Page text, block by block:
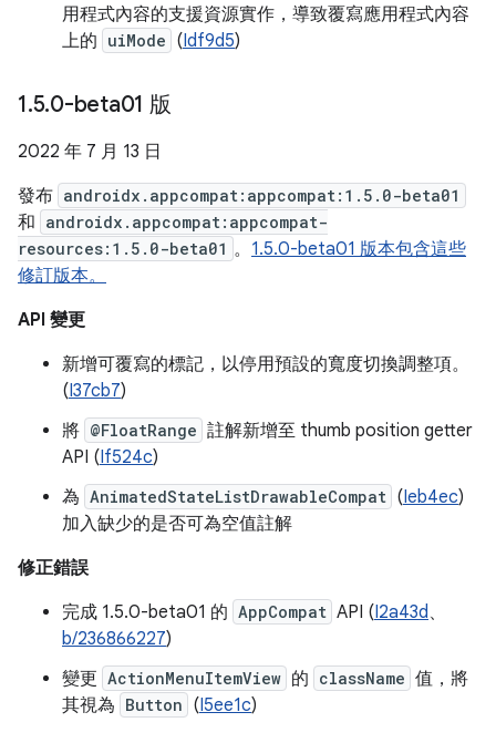
用程式內容的支援資源實作，導致覆寫應用程式內容
上的 uiMode (Idf9d5)
1.5.0-beta01 版
2022 年 7 月 13 日
發布 androidx.appcompat:appcompat:1.5.0-beta01
和 androidx.appcompat:appcompat-
resources:1.5.0-beta01 。 1.5.0-beta01 版本包含這些
修訂版本。
API 變更
新增可覆寫的標記，以停用預設的寬度切換調整項。
(I37cb7)
將 @FloatRange 註解新增至 thumb position getter
API (If524c)
為 AnimatedStateListDrawableCompat (Ieb4ec)
加入缺少的是否可為空值註解
修正錯誤
完成 1.5.0-beta01 的 AppCompat API (I2a43d、
b/236866227)
變更 ActionMenuItemView 的 className 值，將
其視為 Button (I5ee1c)